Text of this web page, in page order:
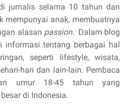
jurnalis selama 10 tahun dan
mempunyai anak, membuatnya
alasan passion. Dalam blog
informasi tentang berbagai hal
seperti lifestyle, wisata,
hari dan lain-lain. Pembaca
umur 18-45 tahun yang
di Indonesia.